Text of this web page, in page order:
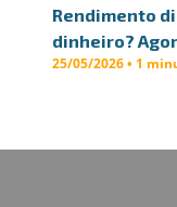
Rendimento
dinheiro?
25/05/2026 • 1